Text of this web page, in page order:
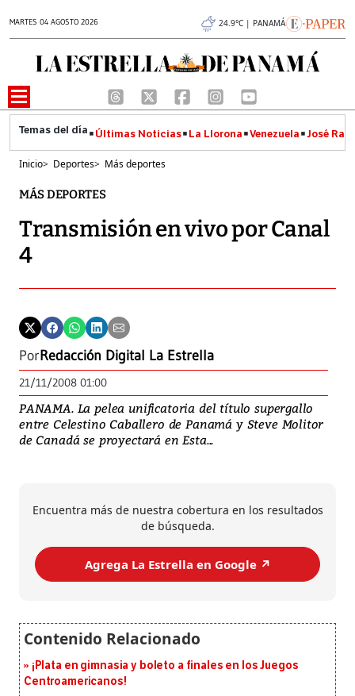
MARTES 04 AGOSTO 2026 24.9°C | PANAMÁ
Últimas Noticias La Llorona Venezuela José
Inicio> Deportes> Más deportes
MÁS DEPORTES
Transmisión en vivo por Canal
4
PorRedacción Digital La Estrella
21/11/2008 01:00
PANAMA. La pelea unificatoria del título supergallo
entre Celestino Caballero de Panamá y Steve Molitor
de Canadá se proyectará en Esta...
Encuentra más de nuestra cobertura en los resultados
de búsqueda.
Agrega La Estrella en Google ↗️
¡Plata en gimnasia y boleto a finales en los Juegos
Centroamericanos!